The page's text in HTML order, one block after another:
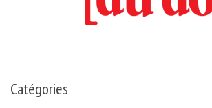
Catégories